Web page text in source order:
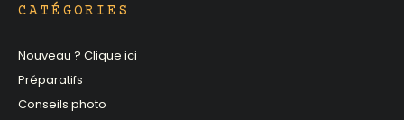
CATÉGORIES
Nouveau ? Clique ici
Préparatifs
Conseils photo